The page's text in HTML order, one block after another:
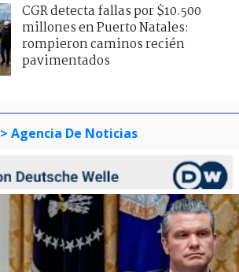
CGR detecta fallas por $10.500
millones en Puerto Natales:
rompieron caminos recién
pavimentados
> Agencia De Noticias